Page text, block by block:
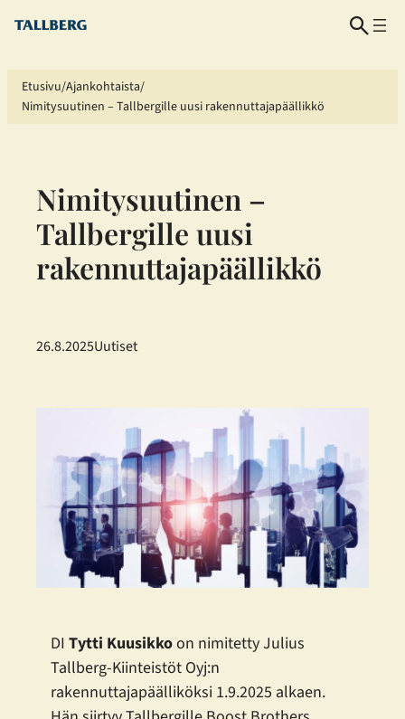
Siirry
Etusivu Ajankohtaista
Nimitysuutinen – Tallbergille uusi rakennuttajapäällikkö
Nimitysuutinen –
Tallbergille uusi
rakennuttajapäällikkö
26.8.2025Uutiset
DI Tytti Kuusikkoon nimitetty Julius
Tallberg-Kiinteistöt Oyj:n
rakennuttajapäälliköksi 1.9.2025 alkaen.